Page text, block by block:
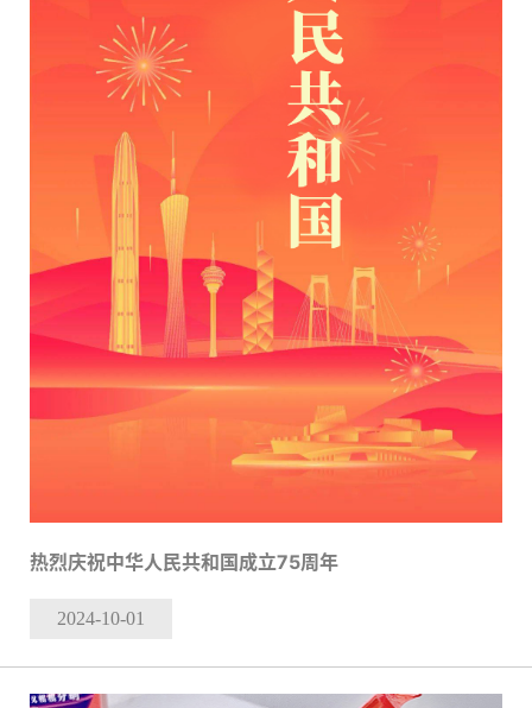
热烈庆祝中华人民共和国成立75周年
2024-10-01